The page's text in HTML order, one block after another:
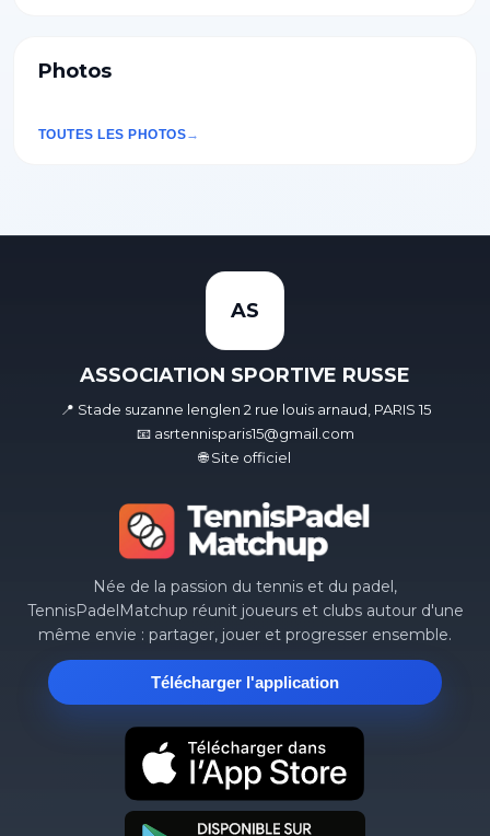
Photos
TOUTES LES PHOTOS
AS
ASSOCIATION SPORTIVE RUSSE
📍 Stade suzanne lenglen 2 rue louis arnaud, PARIS 15
📧 asrtennisparis15@gmail.com
🌐 Site officiel
Née de la passion du tennis et du padel,
TennisPadelMatchup réunit joueurs et clubs autour d'une
même envie : partager, jouer et progresser ensemble.
Télécharger l'application